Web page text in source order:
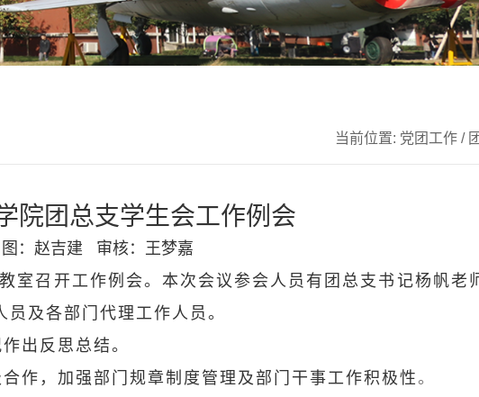
当前位置: 党团工作 /
院团总支学生会工作例会
图：赵吉建 审核：王梦嘉
室召开工作例会。本次会议参会人员有团总支书记杨帆老
及各部门代理工作人员。
出反思总结。
作，加强部门规章制度管理及部门干事工作积极性。